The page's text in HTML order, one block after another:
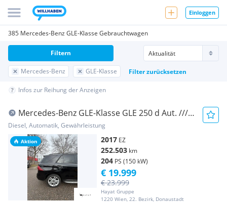
Einloggen
385 Mercedes-Benz GLE-Klasse Gebrauchtwagen
Mercedes-Benz GLE-Klasse Filter zurücksetzen
Filtern
Infos zur Reihung der Anzeigen
Aktion
Mercedes-Benz GLE-Klasse GLE 250 d Aut. ///
SERVICE NEU /// FINANZIERUNG...
Diesel, Automatik, Gewährleistung
2017 EZ
252.503 km
204 PS (150 kW)
Hayat Gruppe
1220 Wien, 22. Bezirk, Donaustadt
€ 23.999
€ 19.999